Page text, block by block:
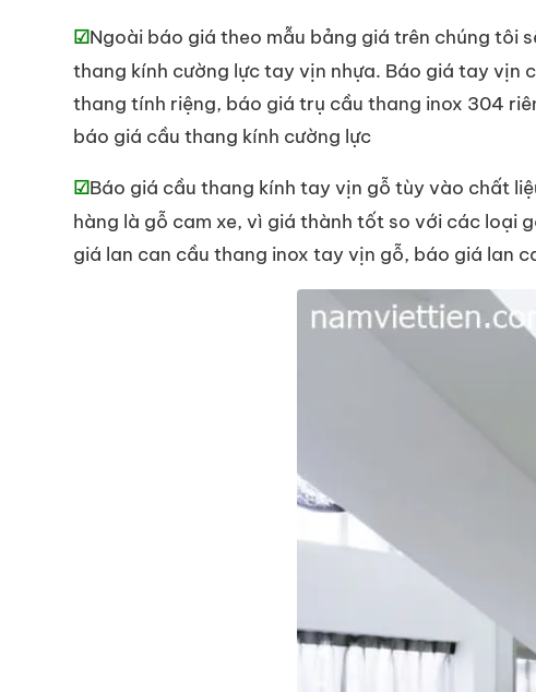
☑Ngoài báo giá theo mẫu bảng giá trên chúng tôi
thang kính cường lực tay vịn nhựa. Báo giá tay vịn
thang tính riệng, báo giá trụ cầu thang inox 304
báo giá cầu thang kính cường lực
☑Báo giá cầu thang kính tay vịn gỗ tùy vào chất
hàng là gỗ cam xe, vì giá thành tốt so với các loại
giá lan can cầu thang inox tay vịn gỗ, báo giá lan